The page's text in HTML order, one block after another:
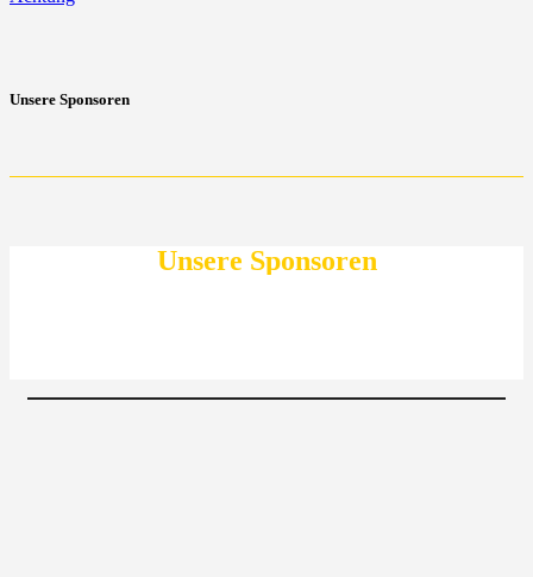
Unsere Sponsoren
Unsere Sponsoren